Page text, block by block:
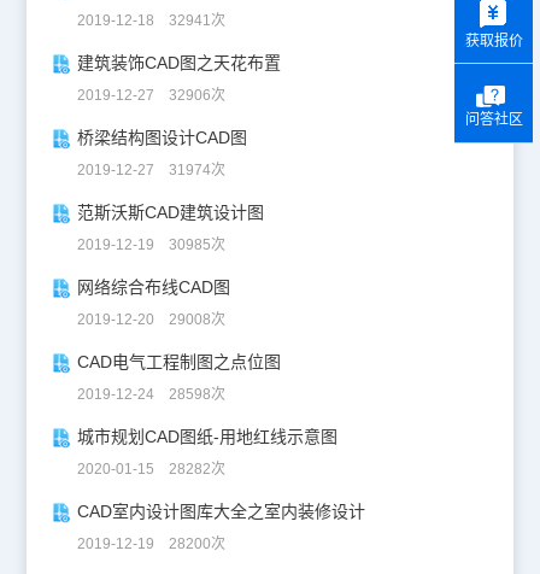
2019-12-18 32941次
建筑装饰CAD图之天花布置
2019-12-27 32906次
桥梁结构图设计CAD图
2019-12-27 31974次
范斯沃斯CAD建筑设计图
2019-12-19 30985次
网络综合布线CAD图
2019-12-20 29008次
CAD电气工程制图之点位图
2019-12-24 28598次
城市规划CAD图纸-用地红线示意图
2020-01-15 28282次
CAD室内设计图库大全之室内装修设计
2019-12-19 28200次
获取报价
问答社区